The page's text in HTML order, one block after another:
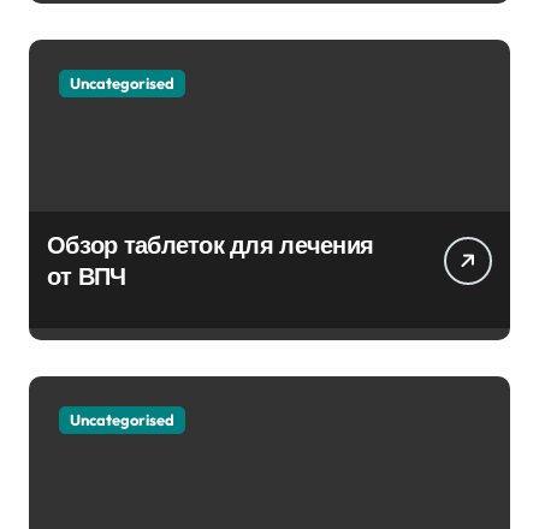
Uncategorised
Обзор таблеток для лечения
от ВПЧ
Uncategorised